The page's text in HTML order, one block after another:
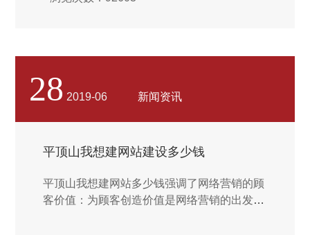
行各种各样的企业营销活动，当论坛成为新鲜
一种简单的方法。...
28 2019-06 新闻资讯
平顶山我想建网站建设多少钱
平顶山我想建网站多少钱强调了网络营销的顾
客价值：为顾客创造价值是网络营销的出发点